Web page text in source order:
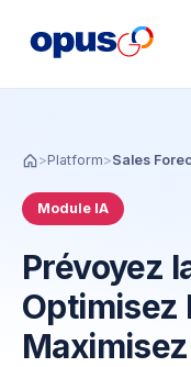
>Platform>Sales
Module IA
Prévoyez
Optimisez
Maximisez